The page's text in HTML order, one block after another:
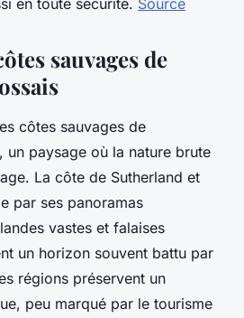
sauvages de
côtes sauvages de
un paysage où la nature brute
La côte de Sutherland et
par ses panoramas
vastes et falaises
un horizon souvent battu par
régions préservent un
peu marqué par le tourisme